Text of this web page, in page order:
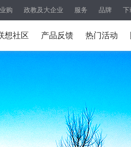
购 政教及大企业 服务 品牌 下
想社区 产品反馈 热门活动